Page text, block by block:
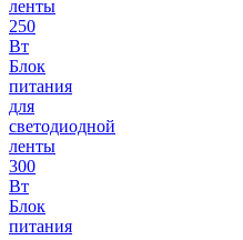
ленты
250
Вт
Блок
питания
для
светодиодной
ленты
300
Вт
Блок
питания